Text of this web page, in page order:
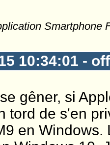
Smartphone
10:34:01 -
gêner, si
tord de s'en
en